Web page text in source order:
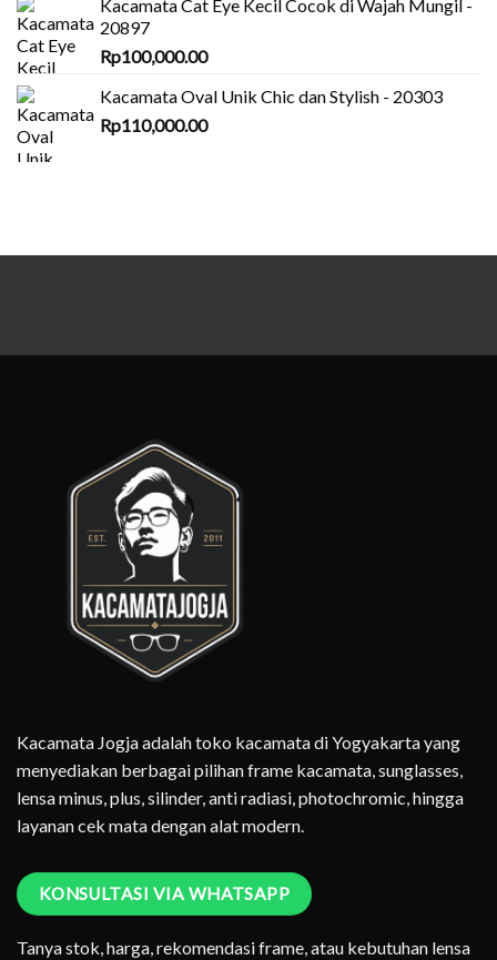
Kacamata Cat Eye Kecil Cocok di Wajah Mungil -
20897
Rp100,000.00
Kacamata Oval Unik Chic dan Stylish - 20303
Rp110,000.00
Kacamata Jogja adalah toko kacamata di Yogyakarta yang
menyediakan berbagai pilihan frame kacamata, sunglasses,
lensa minus, plus, silinder, anti radiasi, photochromic, hingga
layanan cek mata dengan alat modern.
KONSULTASI VIA WHATSAPP
Tanya stok, harga, rekomendasi frame, atau kebutuhan lensa